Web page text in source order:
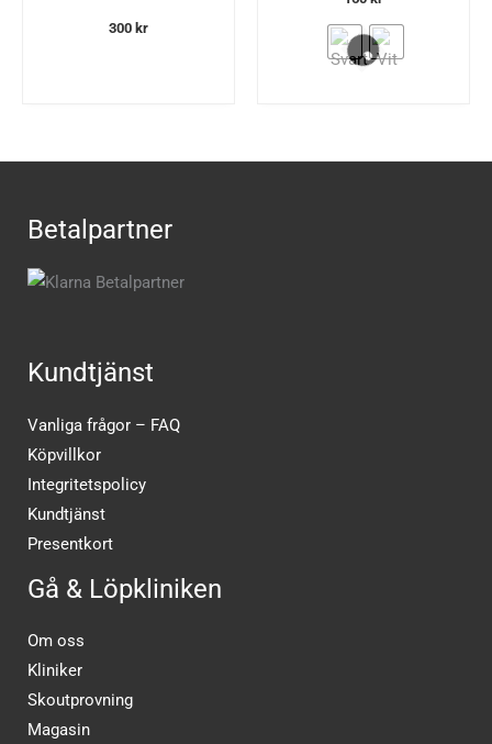
300 kr
Betalpartner
Kundtjänst
Vanliga frågor – FAQ
Köpvillkor
Integritetspolicy
Kundtjänst
Presentkort
Gå & Löpkliniken
Om oss
Kliniker
Skoutprovning
Magasin